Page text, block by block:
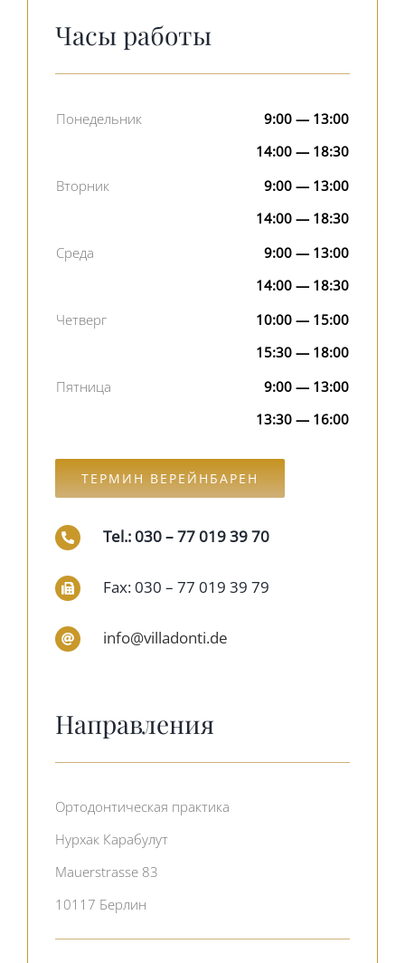
Часы работы
Понедельник
9:00 — 13:00
14:00 — 18:30
Вторник
9:00 — 13:00
14:00 — 18:30
Среда
9:00 — 13:00
14:00 — 18:30
Четверг
10:00 — 15:00
15:30 — 18:00
Пятница
9:00 — 13:00
13:30 — 16:00
ТЕРМИН ВЕРЕЙНБАРЕН
Tel.: 030 – 77 019 39 70
Fax: 030 – 77 019 39 79
info@villadonti.de
Направления
Ортодонтическая практика
Нурхак Карабулут
Mauerstrasse 83
10117 Берлин